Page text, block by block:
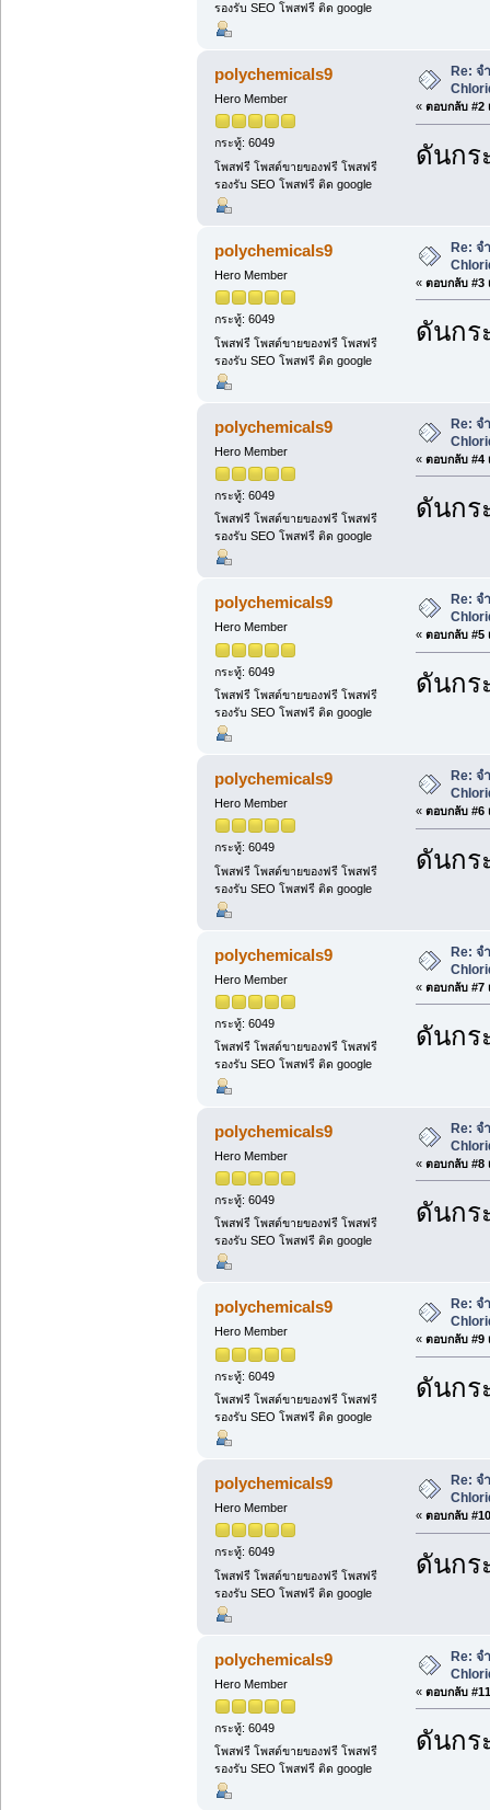
รองรับ SEO โพสฟรี ติด google
polychemicals9
Hero Member
กระทู้: 6049
โพสฟรี โพสต์ขายของฟรี โพสฟรี
รองรับ SEO โพสฟรี ติด google
Re: จ
« ตอบกลับ #2
ดันกร
polychemicals9
Hero Member
กระทู้: 6049
โพสฟรี โพสต์ขายของฟรี โพสฟรี
รองรับ SEO โพสฟรี ติด google
Re: จ
« ตอบกลับ #3
ดันกร
polychemicals9
Hero Member
กระทู้: 6049
โพสฟรี โพสต์ขายของฟรี โพสฟรี
รองรับ SEO โพสฟรี ติด google
Re: จ
« ตอบกลับ #4
ดันกร
polychemicals9
Hero Member
กระทู้: 6049
โพสฟรี โพสต์ขายของฟรี โพสฟรี
รองรับ SEO โพสฟรี ติด google
Re: จ
« ตอบกลับ #5
ดันกร
polychemicals9
Hero Member
กระทู้: 6049
โพสฟรี โพสต์ขายของฟรี โพสฟรี
รองรับ SEO โพสฟรี ติด google
Re: จ
« ตอบกลับ #6
ดันกร
polychemicals9
Hero Member
กระทู้: 6049
โพสฟรี โพสต์ขายของฟรี โพสฟรี
รองรับ SEO โพสฟรี ติด google
Re: จ
« ตอบกลับ #7
ดันกร
polychemicals9
Hero Member
กระทู้: 6049
โพสฟรี โพสต์ขายของฟรี โพสฟรี
รองรับ SEO โพสฟรี ติด google
Re: จ
« ตอบกลับ #8
ดันกร
polychemicals9
Hero Member
กระทู้: 6049
โพสฟรี โพสต์ขายของฟรี โพสฟรี
รองรับ SEO โพสฟรี ติด google
Re: จ
« ตอบกลับ #9
ดันกร
polychemicals9
Hero Member
กระทู้: 6049
โพสฟรี โพสต์ขายของฟรี โพสฟรี
รองรับ SEO โพสฟรี ติด google
Re: จ
« ตอบกลับ
ดันกร
polychemicals9
Hero Member
กระทู้: 6049
โพสฟรี โพสต์ขายของฟรี โพสฟรี
รองรับ SEO โพสฟรี ติด google
Re: จ
« ตอบกลับ
ดันกร